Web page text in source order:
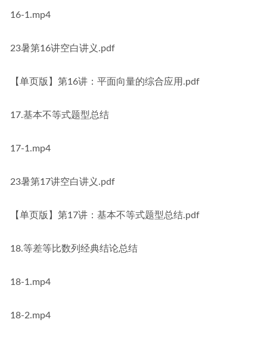
16-1.mp4
23暑第16讲空白讲义.pdf
【单页版】第16讲：平面向量的综合应用.pdf
17.基本不等式题型总结
17-1.mp4
23暑第17讲空白讲义.pdf
【单页版】第17讲：基本不等式题型总结.pdf
18.等差等比数列经典结论总结
18-1.mp4
18-2.mp4